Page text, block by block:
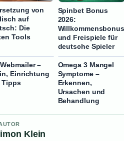
von
auf
Die
Tools
Spinbet Bonus
2026:
Willkommensbonus
und Freispiele für
deutsche Spieler
–
Einrichtung
Tipps
Omega 3 Mangel
Symptome –
Erkennen,
Ursachen und
Behandlung
Klein